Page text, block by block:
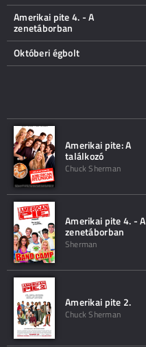
Amerikai pite 4. - A
zenetáborban
Októberi égbolt
Amerikai pite: A
találkozó
Chuck Sherman
Amerikai pite 4. - A
zenetáborban
Sherman
Amerikai pite 2.
Chuck Sherman